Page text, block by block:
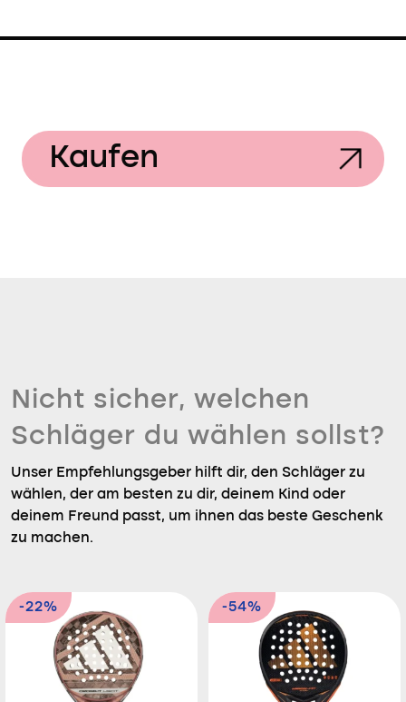
Kaufen
Nicht sicher, welchen
Schläger du wählen sollst?
Unser Empfehlungsgeber hilft dir, den Schläger zu
wählen, der am besten zu dir, deinem Kind oder
deinem Freund passt, um ihnen das beste Geschenk
zu machen.
-22% -54%